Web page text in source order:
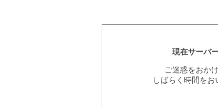
現在サーバ
ご迷惑をおか
しばらく時間を